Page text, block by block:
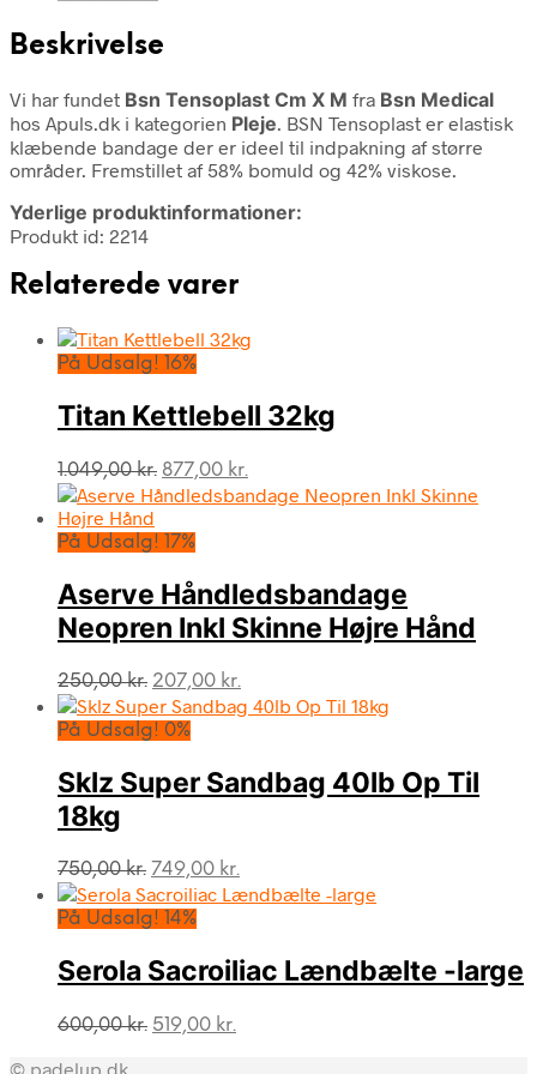
Beskrivelse
Vi har fundet Bsn Tensoplast Cm X M fra Bsn Medical
hos Apuls.dk i kategorien Pleje. BSN Tensoplast er elastisk
klæbende bandage der er ideel til indpakning af større
områder. Fremstillet af 58% bomuld og 42% viskose.
Yderlige produktinformationer:
Produkt id: 2214
Relaterede varer
På Udsalg! 16%
Titan Kettlebell 32kg
1.049,00kr. Den
oprindelige
var:
877,00 kr.
aktuelle
På Udsalg! 17%
Aserve Håndledsbandage
Neopren Inkl Skinne Højre Hånd
250,00kr. Den
oprindelige
pris
250,00 kr..
207,00 kr.
aktuelle
207,00 kr..
På Udsalg! 0%
Sklz Super Sandbag 40lb Op Til
18kg
750,00kr. Den
oprindelige
pris
750,00 kr..
749,00 kr.
aktuelle
749,00 kr..
På Udsalg! 14%
Serola Sacroiliac Lændbælte -large
600,00kr. Den
519,00 kr.
© padelup.dk